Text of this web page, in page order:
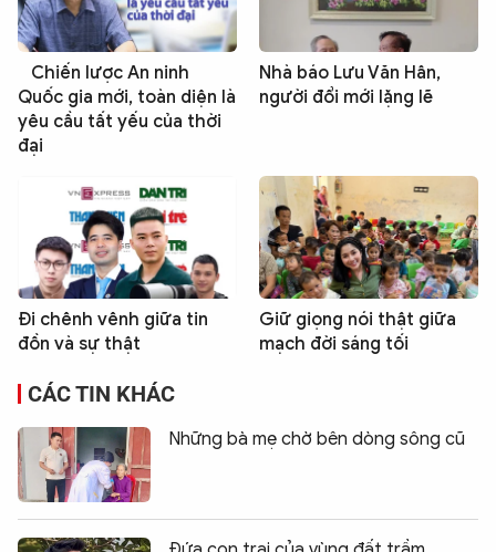
Chiến lược An ninh
Quốc gia mới, toàn diện là
yêu cầu tất yếu của thời
đại
Nhà báo Lưu Văn Hân,
người đổi mới lặng lẽ
Đi chênh vênh giữa tin
đồn và sự thật
Giữ giọng nói thật giữa
mạch đời sáng tối
CÁC TIN KHÁC
Những bà mẹ chờ bên dòng sông cũ